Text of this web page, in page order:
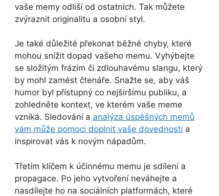
vaše memy odliší od ostatních. Tak můžete
zvýraznit originalitu a osobní styl.
Je také důležité překonat běžné chyby, které
mohou snížit dopad vašeho memu. Vyhýbejte
se složitým frázím či zdlouhavému slangu, který
by mohl zamést čtenáře. Snažte se, aby váš
humor byl přístupný co nejširšímu publiku, a
zohledněte kontext, ve kterém vaše meme
vzniká. Sledování a analýza úspěšných memů
vám může pomoci doplnit vaše dovednosti a
inspirovat vás k novým nápadům.
Třetím klíčem k účinnému memu je sdílení a
propagace. Po jeho vytvoření neváhejte a
nasdílejte ho na sociálních platformách, které